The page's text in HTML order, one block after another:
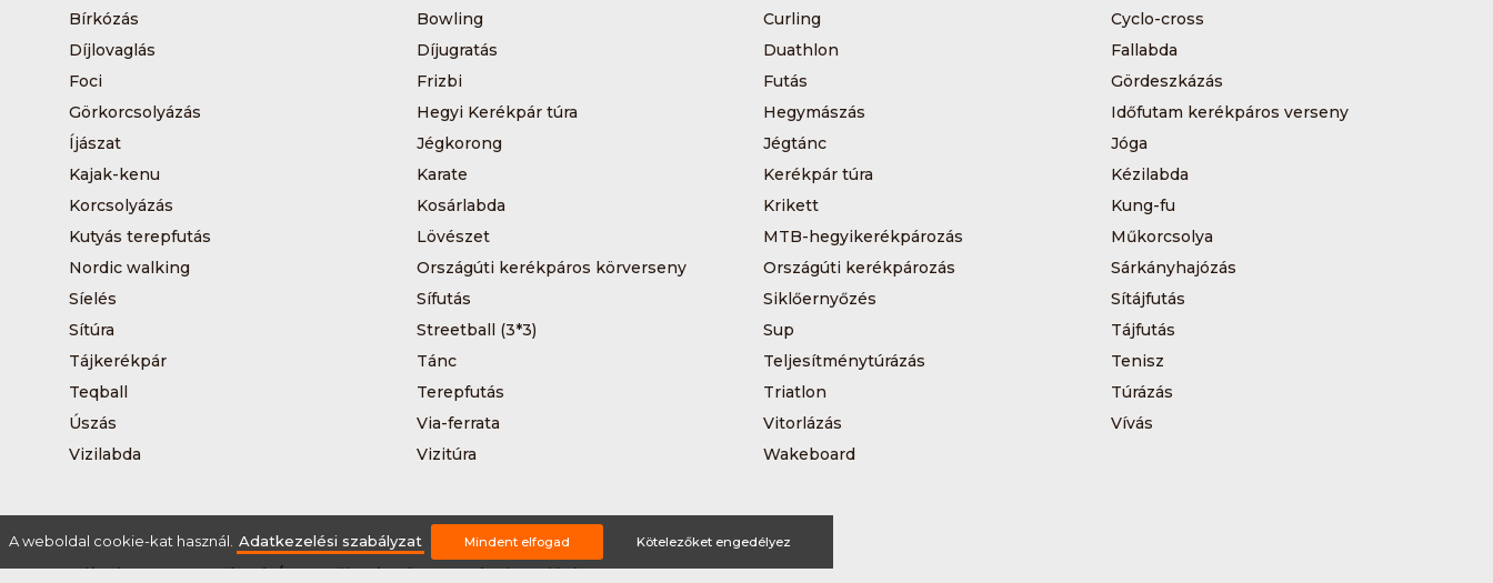
Bírkózás
Bowling Curling
Cyclo-cross
Díjlovaglás
Díjugratás Duathlon
Fallabda
Foci
Frizbi Futás
Gördeszkázás
Görkorcsolyázás
Hegyi Kerékpár túra Hegymászás
Időfutam kerékpáros verseny
Íjászat
Jégkorong Jégtánc
Jóga
Kajak-kenu
Karate Kerékpár túra
Kézilabda
Korcsolyázás
Kosárlabda Krikett
Kung-fu
Kutyás terepfutás
Lövészet MTB-hegyikerékpározás
Műkorcsolya
Nordic walking
Országúti kerékpáros körverseny Országúti kerékpározás
Sárkányhajózás
Síelés
Sífutás Siklőernyőzés
Sítájfutás
Sítúra
Streetball (3*3) Sup
Tájfutás
Tájkerékpár
Tánc Teljesítménytúrázás
Tenisz
Teqball
Terepfutás Triatlon
Túrázás
Úszás
Via-ferrata Vitorlázás
Vívás
Vizilabda
Vizitúra Wakeboard
Rólunk Szervezőknek / Egyesületeknek Marketing ajánlat
A weboldal cookie-kat használ. Adatkezelési szabályzat Mindent elfogad Kötelezőket engedélyez